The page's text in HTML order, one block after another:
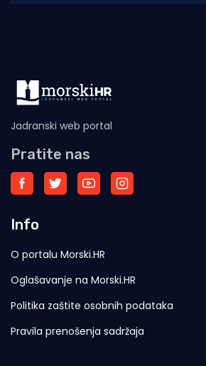
Jadranski web portal
Pratite nas
Info
O portalu Morski.HR
Oglašavanje na Morski.HR
Politika zaštite osobnih podataka
Pravila prenošenja sadržaja